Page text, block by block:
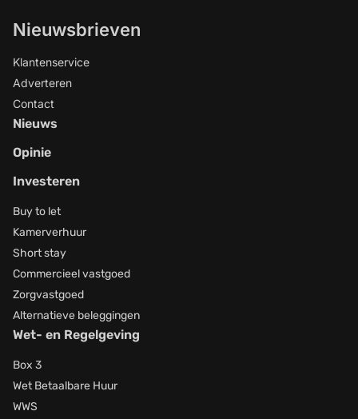
Nieuwsbrieven
Klantenservice
Adverteren
Contact
Nieuws
Opinie
Investeren
Buy to let
Kamerverhuur
Short stay
Commercieel vastgoed
Zorgvastgoed
Alternatieve beleggingen
Wet- en Regelgeving
Box 3
Wet Betaalbare Huur
WWS